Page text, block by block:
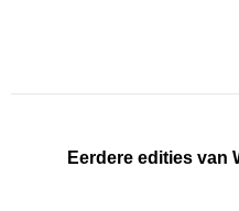
Eerdere edities van